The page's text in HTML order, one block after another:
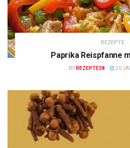
REZEPTE
Paprika Reispfanne
BY REZEPTE38 20